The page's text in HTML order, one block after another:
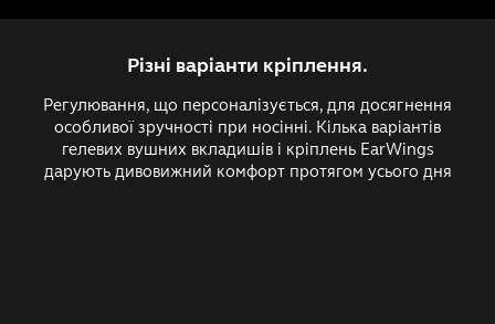
Різні варіанти кріплення.
Регулювання, що персоналізується, для досягнення
особливої зручності при носінні. Кілька варіантів
гелевих вушних вкладишів і кріплень EarWings
дарують дивовижний комфорт протягом усього дня